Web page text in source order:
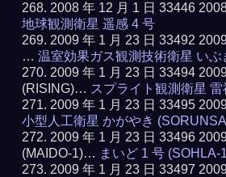
2008 年 12 月 1 日 33446
地球観測衛星 遥感 4 号
2009 年 1 月 23 日 33492
…温室効果ガス観測技術衛星 いぶ
2009 年 1 月 23 日 33494
(RISING)… スプライト観測衛星
2009 年 1 月 23 日 33495
小型人工衛星 かがやき
2009 年 1 月 23 日 33496
(MAIDO-1)… まいど 1 号 (SOHLA-
2009 年 1 月 23 日 33497